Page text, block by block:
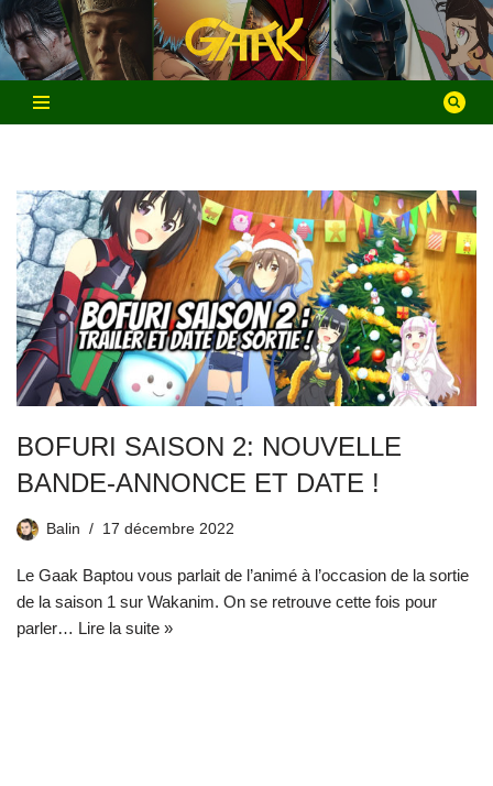
Aller
au
contenu
BOFURI SAISON 2: NOUVELLE
BANDE-ANNONCE ET DATE !
Balin 17 décembre 2022
Le Gaak Baptou vous parlait de l’animé à l’occasion de la sortie
de la saison 1 sur Wakanim. On se retrouve cette fois pour
parler… Lire la suite »